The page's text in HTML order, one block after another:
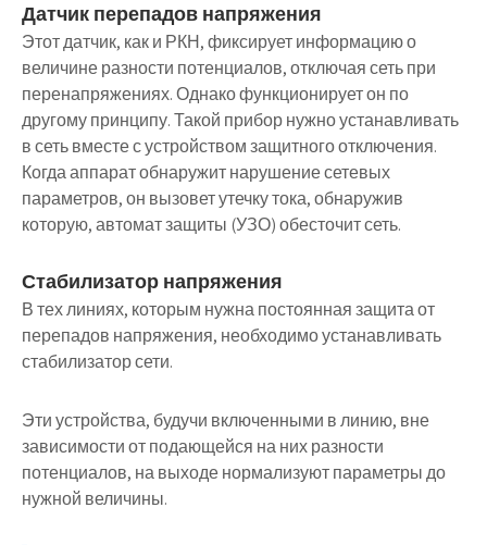
Датчик перепадов напряжения
Этот датчик, как и РКН, фиксирует информацию о
величине разности потенциалов, отключая сеть при
перенапряжениях. Однако функционирует он по
другому принципу. Такой прибор нужно устанавливать
в сеть вместе с устройством защитного отключения.
Когда аппарат обнаружит нарушение сетевых
параметров, он вызовет утечку тока, обнаружив
которую, автомат защиты (УЗО) обесточит сеть.
Стабилизатор напряжения
В тех линиях, которым нужна постоянная защита от
перепадов напряжения, необходимо устанавливать
стабилизатор сети.
Эти устройства, будучи включенными в линию, вне
зависимости от подающейся на них разности
потенциалов, на выходе нормализуют параметры до
нужной величины.